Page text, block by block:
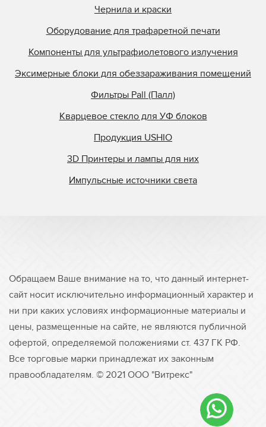
Чернила и краски
Оборудование для трафаретной печати
Компоненты для ультрафиолетового излучения
Эксимерные блоки для обеззараживания помещений
Фильтры Pall (Палл)
Кварцевое стекло для УФ блоков
Продукция USHIO
3D Принтеры и лампы для них
Импульсные источники света
Обращаем Ваше внимание на то, что данный интернет-
сайт носит исключительно информационный характер и
ни при каких условиях информационные материалы и
цены, размещенные на сайте, не являются публичной
офертой, определяемой положениями ст. 437 ГК РФ.
Все торговые марки принадлежат их законным
правообладателям. © 2021 ООО "Витрекс"